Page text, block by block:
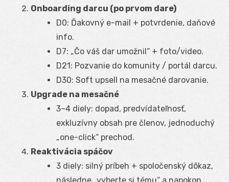
Onboarding darcu (po prvom dare)
D0: Ďakovný e-mail + potvrdenie, daňové
info.
D7: „Čo váš dar umožnil“ + foto/video.
D21: Pozvanie do komunity / portál darcu.
D30: Soft upsell na mesačné darovanie.
Upgrade na mesačné
3–4 diely: dopad, predvídateľnosť,
exkluzívny obsah pre členov, jednoduchý
„one-click“ prechod.
Reaktivácia spáčov
3 diely: silný príbeh + spoločenský dôkaz,